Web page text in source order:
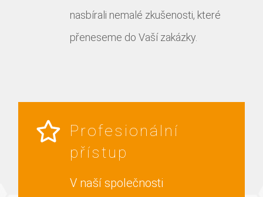
nasbírali nemalé zkušenosti, které
přeneseme do Vaší zakázky.
Profesionální
přístup
V naší společnosti